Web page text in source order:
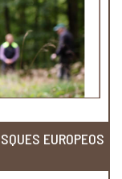
EUROPEOS